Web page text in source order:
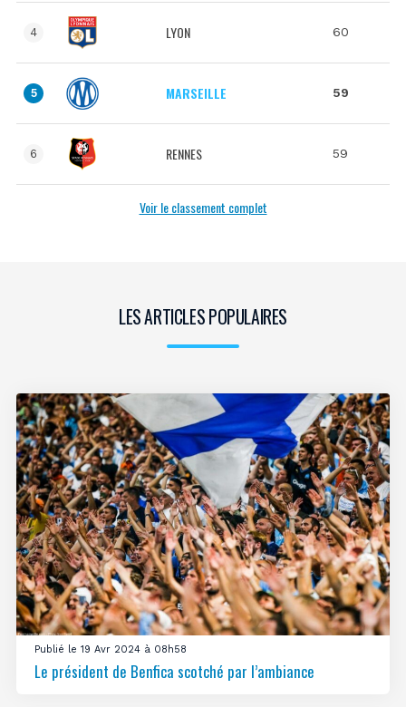
4 LYON 60
5 MARSEILLE 59
6 RENNES 59
Voir le classement complet
LES ARTICLES POPULAIRES
Publié le 19 Avr 2024 à 08h58
Le président de Benfica scotché par l’ambiance